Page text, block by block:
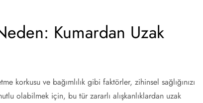
Kumardan Uzak
korkusu ve bağımlılık gibi faktörler, zihinsel sağlığınızı
olabilmek için, bu tür zararlı alışkanlıklardan uzak